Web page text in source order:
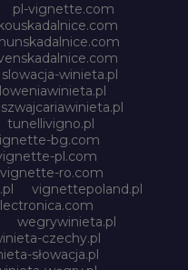
pl-vignette.com
slowacja-winieta.pl
szwajcariawinieta.pl
tunellivigno.pl
bg.com
pl.com
vignette-ro.com
vignettepoland.pl
wegrywinieta.pl
czechy.pl
słowacja.pl